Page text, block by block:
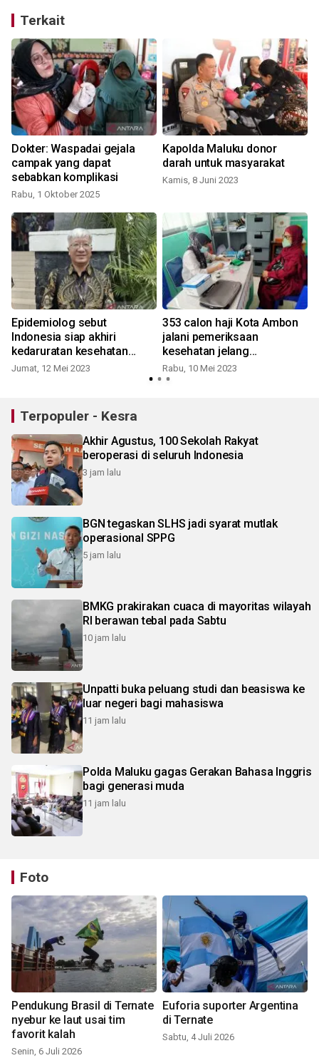
Terkait
Dokter: Waspadai gejala
campak yang dapat
sebabkan komplikasi
Rabu, 1 Oktober 2025
Kapolda Maluku donor
darah untuk masyarakat
Kamis, 8 Juni 2023
Epidemiolog sebut
Indonesia siap akhiri
kedaruratan kesehatan
masyarakat
Jumat, 12 Mei 2023
353 calon haji Kota Ambon
jalani pemeriksaan
kesehatan jelang
keberangkatan
Rabu, 10 Mei 2023
Terpopuler - Kesra
Akhir Agustus, 100 Sekolah Rakyat
beroperasi di seluruh Indonesia
3 jam lalu
BGN tegaskan SLHS jadi syarat mutlak
operasional SPPG
5 jam lalu
BMKG prakirakan cuaca di mayoritas wilayah
RI berawan tebal pada Sabtu
10 jam lalu
Unpatti buka peluang studi dan beasiswa ke
luar negeri bagi mahasiswa
11 jam lalu
Polda Maluku gagas Gerakan Bahasa Inggris
bagi generasi muda
11 jam lalu
Foto
Pendukung Brasil di Ternate
nyebur ke laut usai tim
favorit kalah
Senin, 6 Juli 2026
Euforia suporter Argentina
di Ternate
Sabtu, 4 Juli 2026